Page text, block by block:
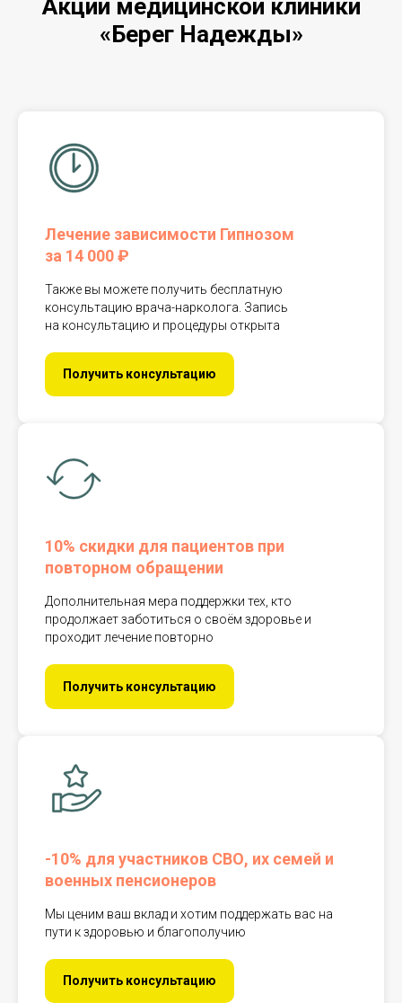
Акции медицинской клиники
«Берег Надежды»
Лечение зависимости Гипнозом
за 14 000 ₽
Также вы можете получить бесплатную
консультацию врача-нарколога. Запись
на консультацию и процедуры открыта
Получить консультацию
10% скидки для пациентов при
повторном обращении
Дополнительная мера поддержки тех, кто
продолжает заботиться о своём здоровье и
проходит лечение повторно
Получить консультацию
-10% для участников СВО, их семей и
военных пенсионеров
Мы ценим ваш вклад и хотим поддержать вас на
пути к здоровью и благополучию
Получить консультацию